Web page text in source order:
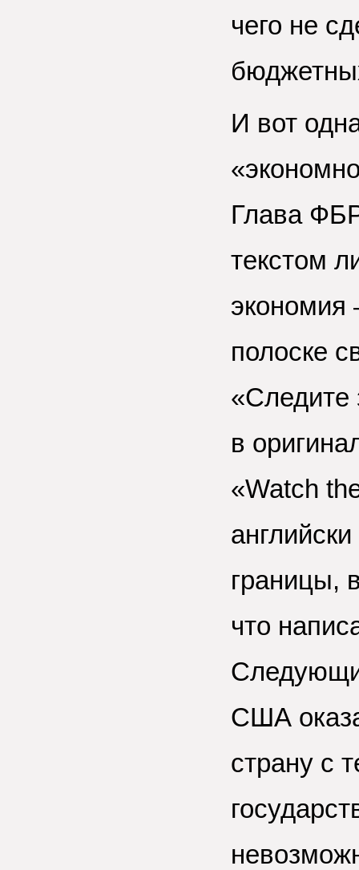
чего не
И вот
Глава
текстом
экономия
полоске
в
«Watch
границы,
что
США
страну с